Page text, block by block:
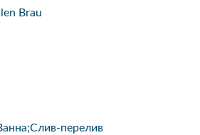
Brau
перелив